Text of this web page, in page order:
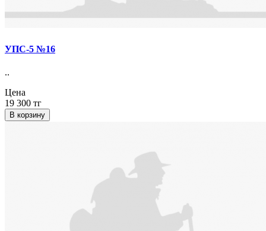
УПС-5 №16
..
Цена
19 300 тг
В корзину